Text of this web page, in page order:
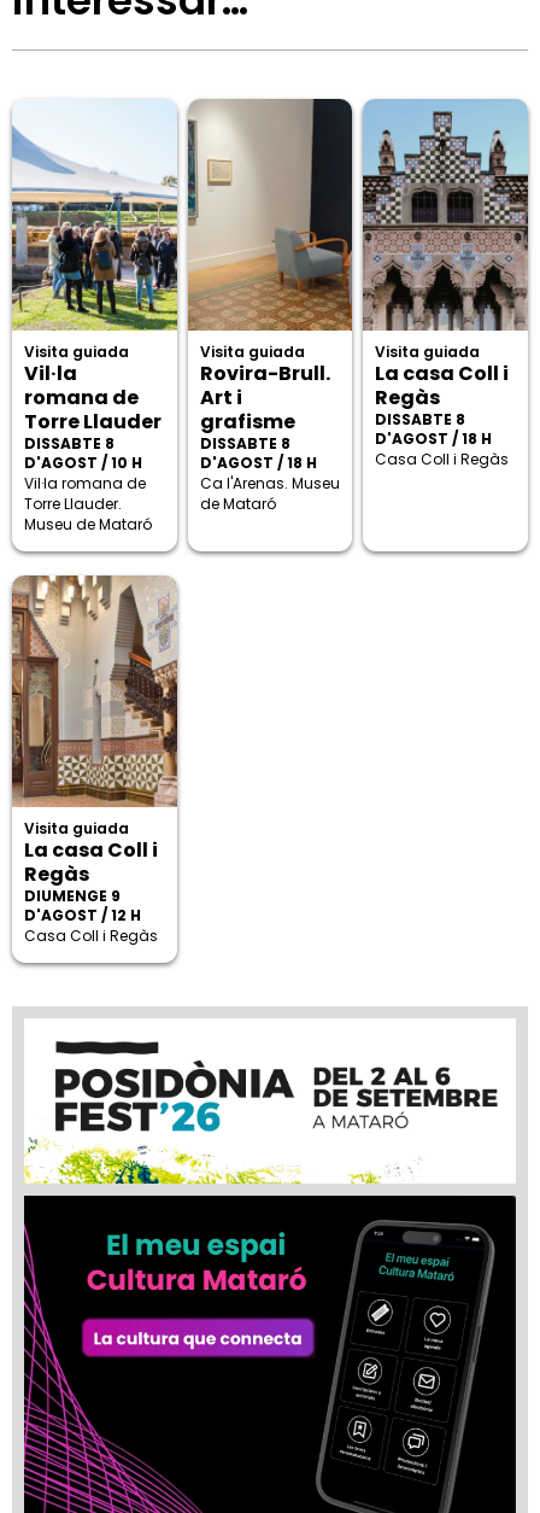
Visita guiada
Vil·la
romana de
Torre Llauder
DISSABTE 8
D'AGOST / 10 H
Vil·la romana de
Torre Llauder.
Museu de Mataró
Visita guiada
Rovira-Brull.
Art i
grafisme
DISSABTE 8
D'AGOST / 18 H
Ca l'Arenas. Museu
de Mataró
Visita guiada
La casa Coll i
Regàs
DISSABTE 8
D'AGOST / 18 H
Casa Coll i Regàs
Visita guiada
La casa Coll i
Regàs
DIUMENGE 9
D'AGOST / 12 H
Casa Coll i Regàs